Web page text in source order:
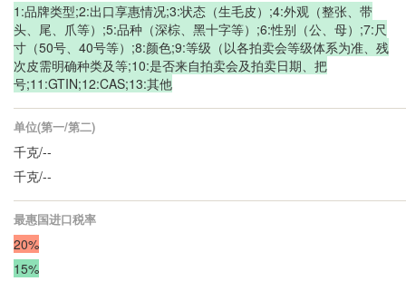
1:品牌类型;2:出口享惠情况;3:状态（生毛皮）;4:外观（整张、带
头、尾、爪等）;5:品种（深棕、黑十字等）;6:性别（公、母）;7:尺
寸（50号、40号等）;8:颜色;9:等级（以各拍卖会等级体系为准、残
次皮需明确种类及等;10:是否来自拍卖会及拍卖日期、把
号;11:GTIN;12:CAS;13:其他
单位(第一/第二)
千克/--
千克/--
最惠国进口税率
20%
15%